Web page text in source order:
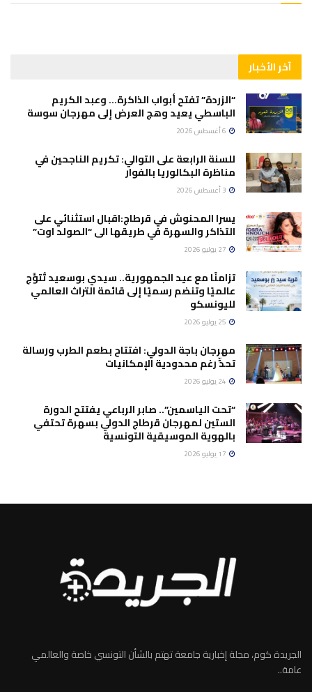
آخر الأخبار
“الزردة” تفتح أبواب الذاكرة… وعبد الكريم
الباسطي يعيد وهج العرض إلى مهرجان سوسة
للسنة الرابعة على التوالي: تكريم الناجحين في
مناظرة البكالوريا بالفوار
يسرا المحنوش في قرطاج:اقبال استثنائي على
التذاكر والسهرة في طريقها الى “الصولد اوت”
تزامنًا مع عيد الجمهورية.. سيدي بوسعيد تُتوَّج
عالميًا وتنضم رسميًا إلى قائمة التراث العالمي
لليونسكو
مهرجان باجة الدولي: افتتاح بطعم الطرب ورسالة
تحدٍّ رغم محدودية الإمكانيات
“تحت الياسمين”.. صابر الرباعي يفتتح الدورة
الستين لمهرجان قرطاج الدولي بسهرة تحتفي
بالهوية الموسيقية التونسية
الجريدة كوم، مجلة إخبارية جامعة تهتم بالشأن التونسي خاصة والعالمي
عامة..